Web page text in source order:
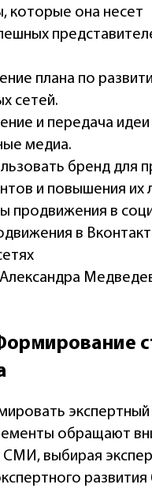
которые она несет
плана по
сетей.
и передача идеи
медиа.
бренд для
и повышения их
продвижения в
в
экспертный
обращают
СМИ, выбирая